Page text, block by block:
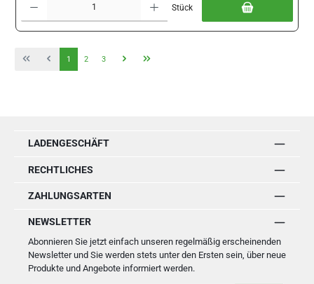
Stück
Seite
1 Seite
2 Seite
3
LADENGESCHÄFT
RECHTLICHES
ZAHLUNGSARTEN
NEWSLETTER
Abonnieren Sie jetzt einfach unseren regelmäßig erscheinenden
Newsletter und Sie werden stets unter den Ersten sein, über neue
Produkte und Angebote informiert werden.